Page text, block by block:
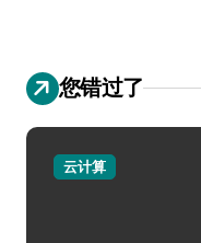
您错过了
云计算